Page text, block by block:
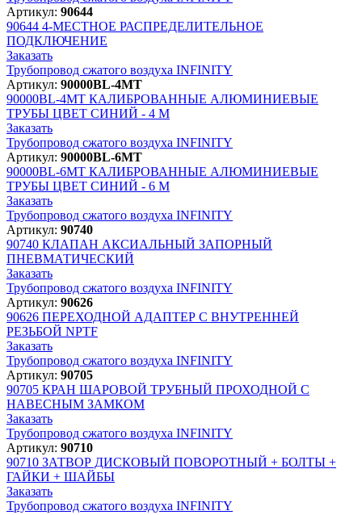
Артикул: 90644
90644 4-МЕСТНОЕ РАСПРЕДЕЛИТЕЛЬНОЕ
ПОДКЛЮЧЕНИЕ
Заказать
Трубопровод сжатого воздуха INFINITY
Артикул: 90000BL-4MT
90000BL-4MT КАЛИБРОВАННЫЕ АЛЮМИНИЕВЫЕ
ТРУБЫ ЦВЕТ СИНИЙ - 4 М
Заказать
Трубопровод сжатого воздуха INFINITY
Артикул: 90000BL-6MT
90000BL-6MT КАЛИБРОВАННЫЕ АЛЮМИНИЕВЫЕ
ТРУБЫ ЦВЕТ СИНИЙ - 6 М
Заказать
Трубопровод сжатого воздуха INFINITY
Артикул: 90740
90740 КЛАПАН АКСИАЛЬНЫЙ ЗАПОРНЫЙ
ПНЕВМАТИЧЕСКИЙ
Заказать
Трубопровод сжатого воздуха INFINITY
Артикул: 90626
90626 ПЕРЕХОДНОЙ АДАПТЕР С ВНУТРЕННЕЙ
РЕЗЬБОЙ NPTF
Заказать
Трубопровод сжатого воздуха INFINITY
Артикул: 90705
90705 КРАН ШАРОВОЙ ТРУБНЫЙ ПРОХОДНОЙ С
НАВЕСНЫМ ЗАМКОМ
Заказать
Трубопровод сжатого воздуха INFINITY
Артикул: 90710
90710 ЗАТВОР ДИСКОВЫЙ ПОВОРОТНЫЙ + БОЛТЫ +
ГАЙКИ + ШАЙБЫ
Заказать
Трубопровод сжатого воздуха INFINITY